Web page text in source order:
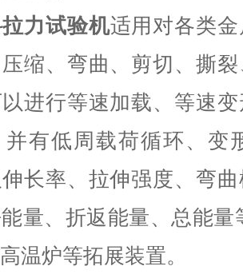
力试验机适用对各类
缩、弯曲、剪切、撕
进行等速加载、等速
有低周载荷循环、变
长率、拉伸强度、弯
量、折返能量、总能
温炉等拓展装置。